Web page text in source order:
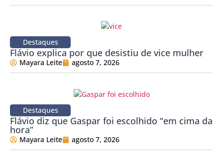
Destaques
Flávio explica por que desistiu de vice mulher
Mayara Leite agosto 7, 2026
Destaques
Flávio diz que Gaspar foi escolhido “em cima da
hora”
Mayara Leite agosto 7, 2026